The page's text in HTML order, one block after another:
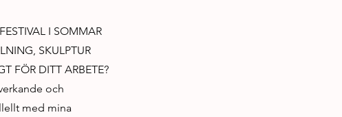
I SOMMAR
SKULPTUR
FÖR DITT ARBETE?
och
med mina